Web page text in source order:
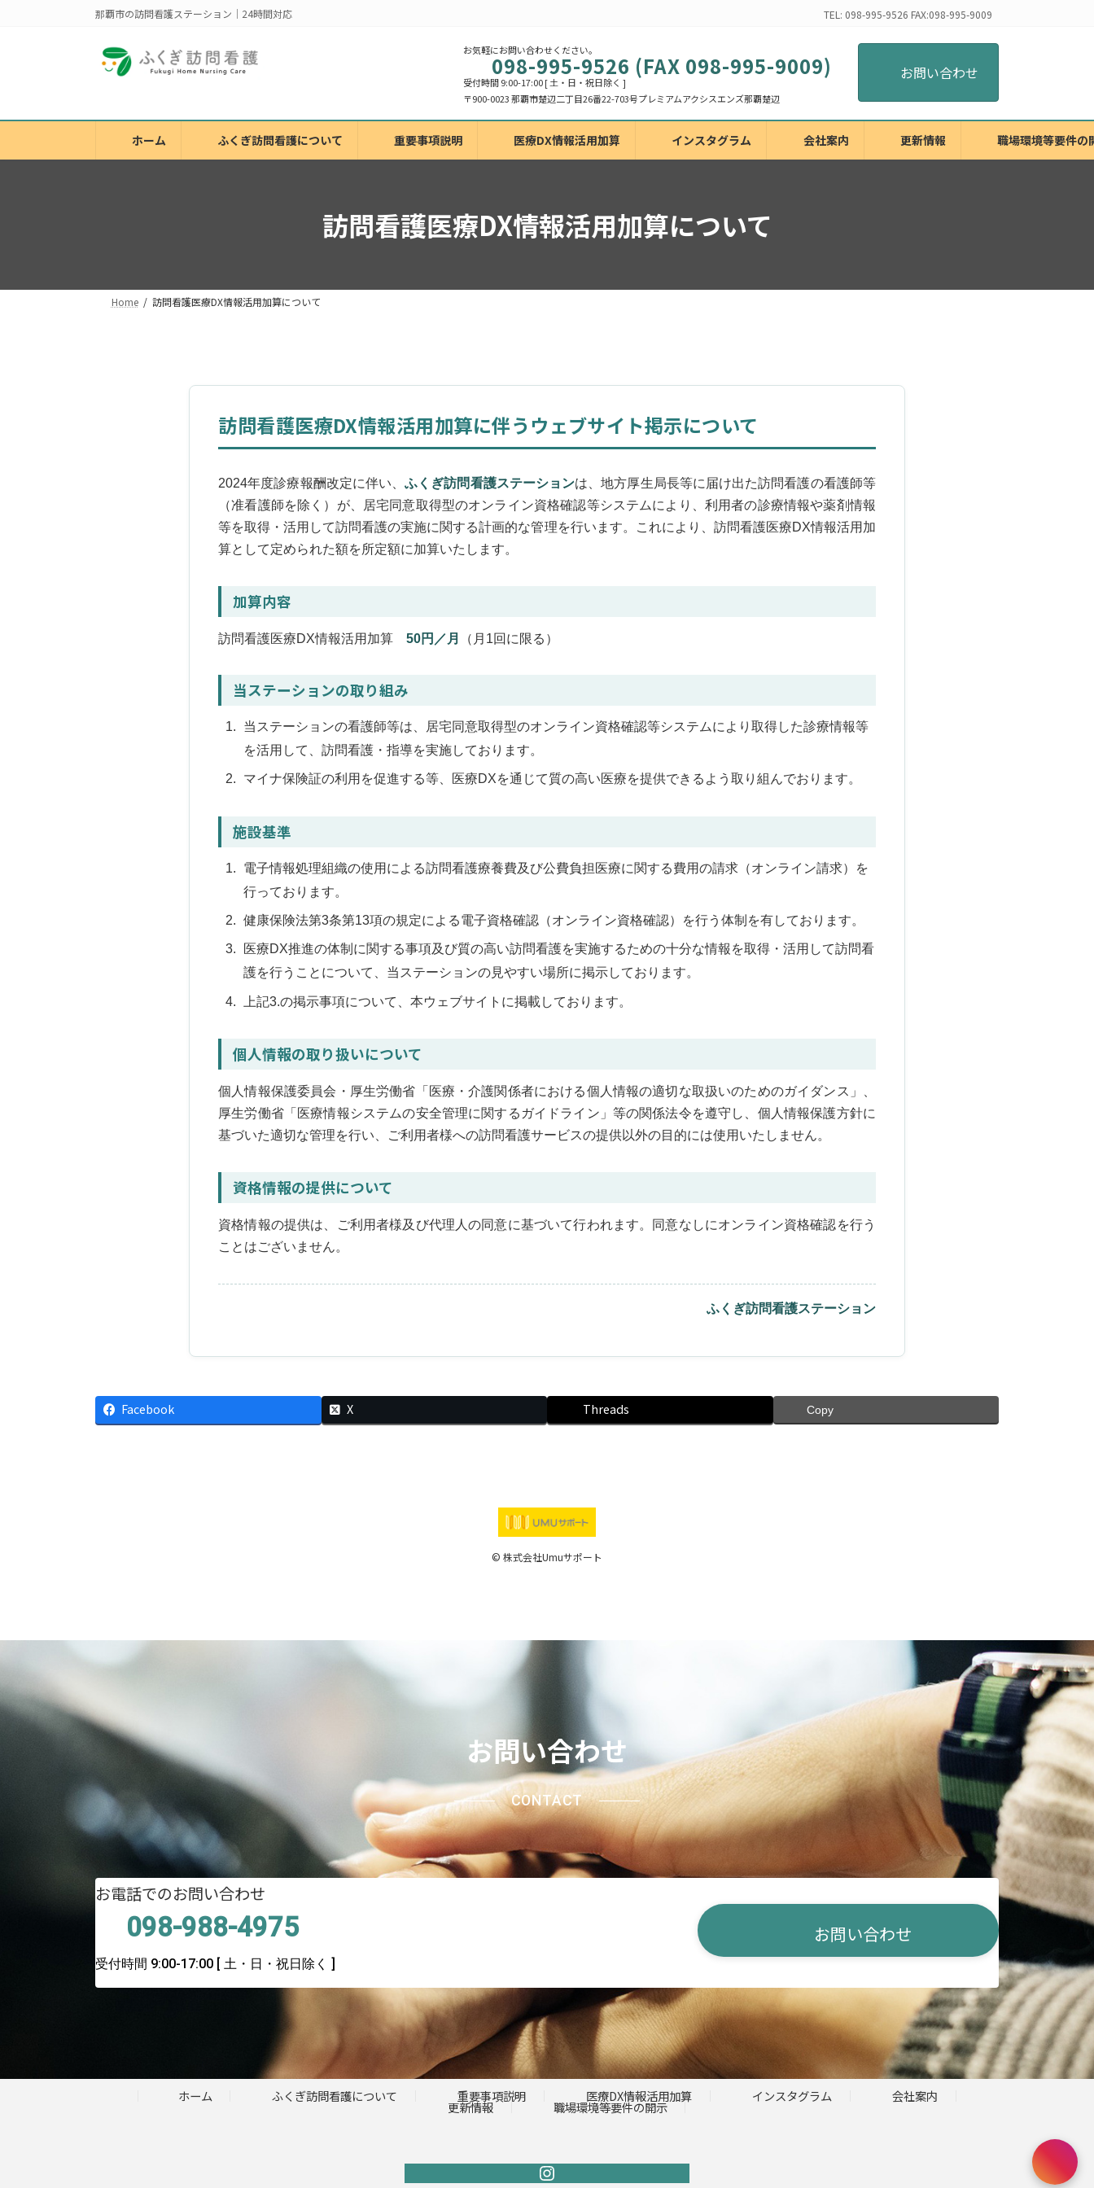
ス
ッ
ン
移
那覇市の訪問看護ステーション｜24時間対応 TEL: 098-995-9526 FAX:098-995-9009
お気軽にお問い合わせください。
098-995-9526 (FAX 098-995-9009)
受付時間 9:00-17:00 [ 土・日・祝日除く ] お問い合わせ
ホーム ふくぎ訪問看護について 重要事項説明 医療DX情報活用加算 インスタグラム 会社案内 更新情報 職場環境等要件の
訪問看護医療DX情報活用加算について
Home 訪問看護医療DX情報活用加算について
訪問看護医療DX情報活用加算に伴うウェブサイト掲示について
2024年度診療報酬改定に伴い、ふくぎ訪問看護ステーションは、地方厚生局長等に届け出た訪問看護の看護師等
（准看護師を除く）が、居宅同意取得型のオンライン資格確認等システムにより、利用者の診療情報や薬剤情報
等を取得・活用して訪問看護の実施に関する計画的な管理を行います。これにより、訪問看護医療DX情報活用加
算として定められた額を所定額に加算いたします。
加算内容
訪問看護医療DX情報活用加算50円／月 （月1回に限る）
当ステーションの取り組み
当ステーションの看護師等は、居宅同意取得型のオンライン資格確認等システムにより取得した診療情報等
を活用して、訪問看護・指導を実施しております。
マイナ保険証の利用を促進する等、医療DXを通じて質の高い医療を提供できるよう取り組んでおります。
施設基準
電子情報処理組織の使用による訪問看護療養費及び公費負担医療に関する費用の請求（オンライン請求）を
行っております。
健康保険法第3条第13項の規定による電子資格確認（オンライン資格確認）を行う体制を有しております。
医療DX推進の体制に関する事項及び質の高い訪問看護を実施するための十分な情報を取得・活用して訪問看
護を行うことについて、当ステーションの見やすい場所に掲示しております。
上記3.の掲示事項について、本ウェブサイトに掲載しております。
個人情報の取り扱いについて
個人情報保護委員会・厚生労働省「医療・介護関係者における個人情報の適切な取扱いのためのガイダンス」、
厚生労働省「医療情報システムの安全管理に関するガイドライン」等の関係法令を遵守し、個人情報保護方針に
基づいた適切な管理を行い、ご利用者様への訪問看護サービスの提供以外の目的には使用いたしません。
資格情報の提供について
資格情報の提供は、ご利用者様及び代理人の同意に基づいて行われます。同意なしにオンライン資格確認を行う
ことはございません。
ふくぎ訪問看護ステーション
Facebook X Threads Copy
© 株式会社Umuサポート
お問い合わせ
CONTACT
お電話でのお問い合わせ
098-988-4975
受付時間 9:00-17:00 [ 土・日・祝日除く ]
お問い合わせ
ホーム ふくぎ訪問看護について 重要事項説明 医療DX情報活用加算 インスタグラム 会社案内
更新情報 職場環境等要件の開示
Instagram